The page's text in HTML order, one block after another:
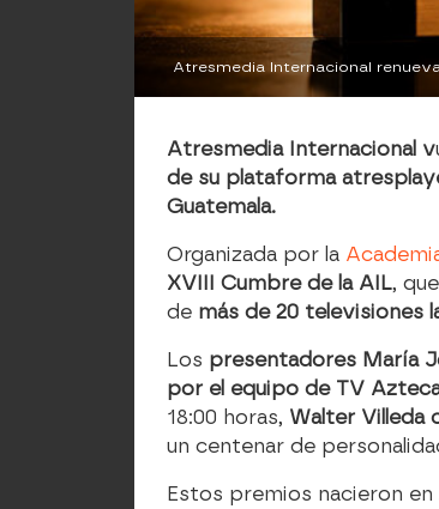
Atresmedia Internacional v
de su plataforma
Guatemala.
Organizada por la
XVIII Cumbre de la AIL,
de más de 20 televisiones
Los presentadores María
por el equipo de TV
18:00 horas, Walter Villeda
un centenar de
Estos premios nacieron